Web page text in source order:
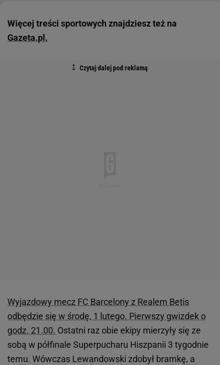
Więcej treści sportowych znajdziesz też na
Gazeta.pl.
Wyjazdowy mecz FC Barcelony z Realem Betis
odbędzie się w środę, 1 lutego. Pierwszy gwizdek o
godz. 21.00. Ostatni raz obie ekipy mierzyły się ze
sobą w półfinale Superpucharu Hiszpanii 3 tygodnie
temu. Wówczas Lewandowski zdobył bramkę, a